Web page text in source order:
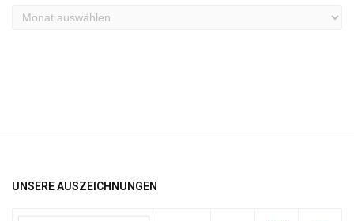
Archiv
UNSERE AUSZEICHNUNGEN